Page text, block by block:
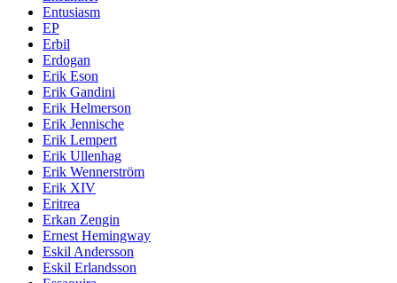
Entusiasm
EP
Erbil
Erdogan
Erik Eson
Erik Gandini
Erik Helmerson
Erik Jennische
Erik Lempert
Erik Ullenhag
Erik Wennerström
Erik XIV
Eritrea
Erkan Zengin
Ernest Hemingway
Eskil Andersson
Eskil Erlandsson